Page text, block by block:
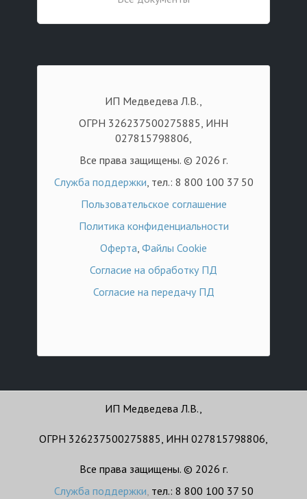
ИП Медведева Л.В.,
ОГРН 326237500275885, ИНН
027815798806,
Все права защищены. © 2026 г.
Служба поддержки, тел.: 8 800 100 37 50
Пользовательское соглашение
Политика конфиденциальности
Оферта, Файлы Cookie
Согласие на обработку ПД
Согласие на передачу ПД
ИП Медведева Л.В.,
ОГРН 326237500275885, ИНН 027815798806,
Все права защищены. © 2026 г.
Служба поддержки, тел.: 8 800 100 37 50